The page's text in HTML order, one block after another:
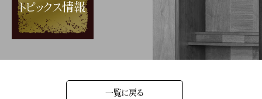
トピックス情報
一覧に戻る